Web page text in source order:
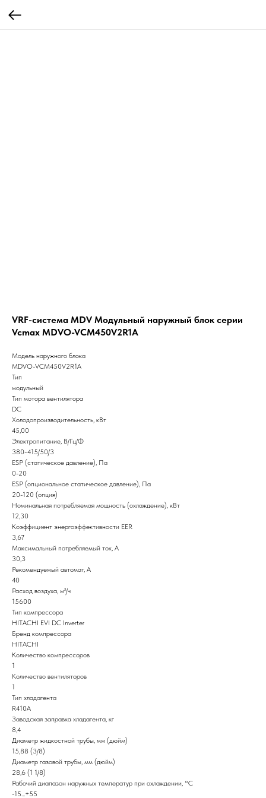
VRF-система MDV Модульный наружный блок серии
Vcmax MDVO-VCM450V2R1A
Модель наружного блока
MDVO-VCM450V2R1A
Тип
модульный
Тип мотора вентилятора
DC
Холодопроизводительность, кВт
45,00
Электропитание, В/Гц/Ф
380-415/50/3
ESP (статическое давление), Па
0-20
ESP (опциональное статическое давление), Па
20-120 (опция)
Номинальная потребляемая мощность (охлаждение), кВт
12,30
Коэффициент энергоэффективности EER
3,67
Максимальный потребляемый ток, А
30,3
Рекомендуемый автомат, А
40
Расход воздуха, м³/ч
15600
Тип компрессора
HITACHI EVI DC Inverter
Бренд компрессора
HITACHI
Количество компрессоров
1
Количество вентиляторов
1
Тип хладагента
R410A
Заводская заправка хладагента, кг
8,4
Диаметр жидкостной трубы, мм (дюйм)
15,88 (3/8)
Диаметр газовой трубы, мм (дюйм)
28,6 (1 1/8)
Рабочий диапазон наружных температур при охлаждении, °C
-15...+55